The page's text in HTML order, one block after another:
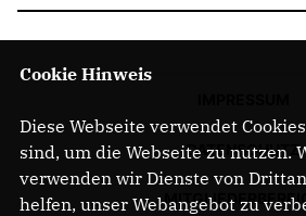
DATENSCHUTZ
Cookie Hinweis
Diese Webseite verwendet
sind, um die Webseite zu nutzen.
verwenden wir Dienste von
helfen, unser Webangebot zu